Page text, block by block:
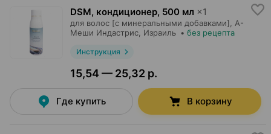
DSM, кондиционер, 500 мл ×1
для волос [с минеральными добавками],
А-
Меши Индастрис , Израиль • без рецепта
Инструкция
15,54 — 25,32 р.
Где купить В корзину